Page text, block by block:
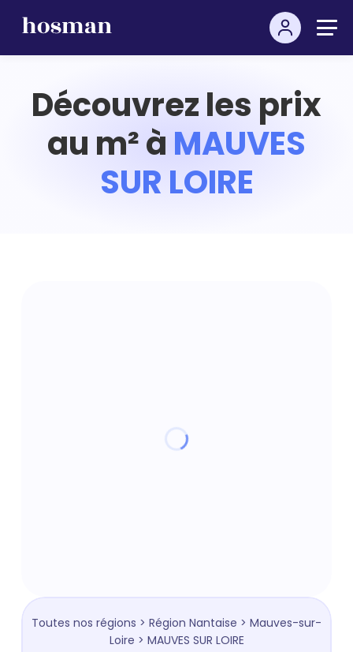
Découvrez les prix
au m² à MAUVES
SUR LOIRE
Toutes nos régions > Région Nantaise > Mauves-sur-
Loire > MAUVES SUR LOIRE